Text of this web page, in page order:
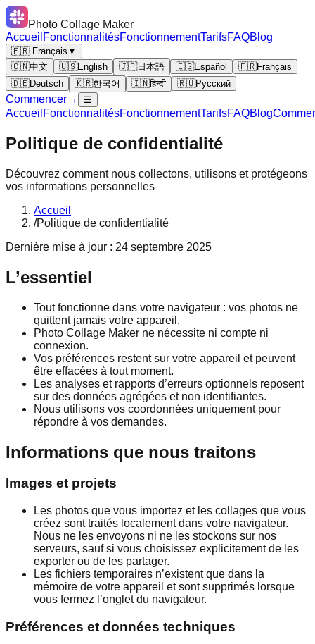
Photo Collage Maker
Accueil FonctionnalitésFonctionnementTarifsFAQBlog
🇫🇷 Français ▼
🇨🇳中文 🇺🇸English 🇯🇵日本語 🇪🇸Español 🇫🇷Français
🇩🇪Deutsch 🇰🇷한국어 🇮🇳हिन्दी 🇷🇺Русский
Commencer→ ☰
Accueil FonctionnalitésFonctionnementTarifsFAQBlog
Politique de confidentialité
Découvrez comment nous collectons, utilisons et protégeons
vos informations personnelles
Accueil
/Politique de confidentialité
Dernière mise à jour : 24 septembre 2025
L’essentiel
Tout fonctionne dans votre navigateur : vos photos ne
quittent jamais votre appareil.
Photo Collage Maker ne nécessite ni compte ni
connexion.
Vos préférences restent sur votre appareil et peuvent
être effacées à tout moment.
Les analyses et rapports d’erreurs optionnels reposent
sur des données agrégées et non identifiantes.
Nous utilisons vos coordonnées uniquement pour
répondre à vos demandes.
Informations que nous traitons
Images et projets
Les photos que vous importez et les collages que vous
créez sont traités localement dans votre navigateur.
Nous ne les envoyons ni ne les stockons sur nos
serveurs, sauf si vous choisissez explicitement de les
exporter ou de les partager.
Les fichiers temporaires n’existent que dans la
mémoire de votre appareil et sont supprimés lorsque
vous fermez l’onglet du navigateur.
Préférences et données techniques